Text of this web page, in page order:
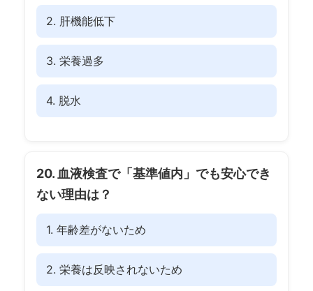
2. 肝機能低下
3. 栄養過多
4. 脱水
20. 血液検査で「基準値内」でも安心でき
ない理由は？
1. 年齢差がないため
2. 栄養は反映されないため